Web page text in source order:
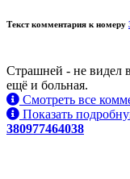
Текст комментария к номеру
Страшней - не видел
ещё и больная.
Смотреть все
Показать
380977464038